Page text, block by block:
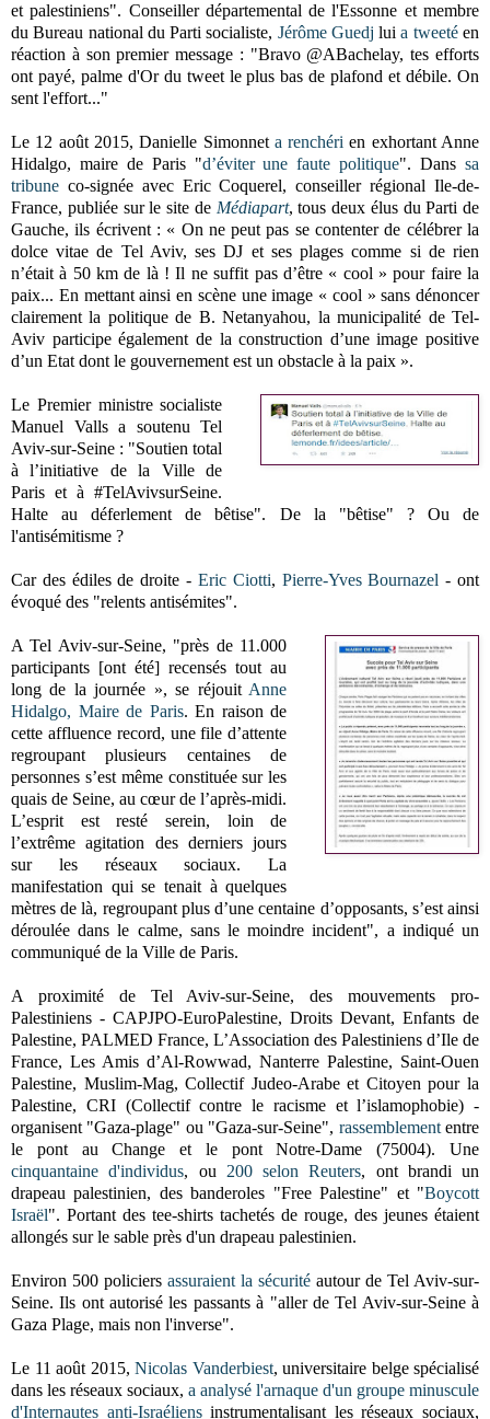
et palestiniens". Conseiller départemental de l'Essonne et membre
du Bureau national du Parti socialiste, Jérôme Guedj luia tweetéen
réaction à son premier message : "Bravo @ABachelay, tes efforts
ont payé, palme d'Or du tweet le plus bas de plafond et débile. On
sent l'effort..."
Le 12 août 2015, Danielle Simonnet a renchéri en exhortant Anne
Hidalgo, maire de Paris "d’éviter une faute politique". Danssa
tribune co-signée avec Eric Coquerel, conseiller régional Ile-de-
France, publiée sur le site de Médiapart, tous deux élus du Parti de
Gauche, ils écrivent : « On ne peut pas se contenter de célébrer la
dolce vitae de Tel Aviv, ses DJ et ses plages comme si de rien
n’était à 50 km de là ! Il ne suffit pas d’être « cool » pour faire la
paix... En mettant ainsi en scène une image « cool » sans dénoncer
clairement la politique de B. Netanyahou, la municipalité de Tel-
Aviv participe également de la construction d’une image positive
d’un Etat dont le gouvernement est un obstacle à la paix ».
Le Premier ministre socialiste
Manuel Valls a soutenu Tel
Aviv-sur-Seine : "Soutien total
à l’initiative de la Ville de
Paris et à #TelAvivsurSeine.
Halte au déferlement de bêtise". De la "bêtise" ? Ou de
l'antisémitisme ?
Car des édiles de droite - Eric Ciotti, Pierre-Yves Bournazel - ont
évoqué des "relents antisémites".
A Tel Aviv-sur-Seine, "près de 11.000
participants [ont été] recensés tout au
long de la journée », se réjouit Anne
Hidalgo, Maire de Paris. En raison de
cette affluence record, une file d’attente
regroupant plusieurs centaines de
personnes s’est même constituée sur les
quais de Seine, au cœur de l’après-midi.
L’esprit est resté serein, loin de
l’extrême agitation des derniers jours
sur les réseaux sociaux. La
manifestation qui se tenait à quelques
mètres de là, regroupant plus d’une centaine d’opposants, s’est ainsi
déroulée dans le calme, sans le moindre incident", a indiqué un
communiqué de la Ville de Paris.
A proximité de Tel Aviv-sur-Seine, des mouvements pro-
Palestiniens - CAPJPO-EuroPalestine, Droits Devant, Enfants de
Palestine, PALMED France, L’Association des Palestiniens d’Ile de
France, Les Amis d’Al-Rowwad, Nanterre Palestine, Saint-Ouen
Palestine, Muslim-Mag, Collectif Judeo-Arabe et Citoyen pour la
Palestine, CRI (Collectif contre le racisme et l’islamophobie) -
organisent "Gaza-plage" ou "Gaza-sur-Seine", rassemblemententre
le pont au Change et le pont Notre-Dame (75004). Une
cinquantaine d'individus, ou 200 selon Reuters, ont brandi un
drapeau palestinien, des banderoles "Free Palestine" et "Boycott
Israël". Portant des tee-shirts tachetés de rouge, des jeunes étaient
allongés sur le sable près d'un drapeau palestinien.
Environ 500 policiers assuraient la sécurité autour de Tel Aviv-sur-
Seine. Ils ont autorisé les passants à "aller de Tel Aviv-sur-Seine à
Gaza Plage, mais non l'inverse".
Le 11 août 2015, Nicolas Vanderbiest, universitaire belge spécialisé
dans les réseaux sociaux, a analysé l'arnaque d'un groupe minuscule
d'Internautes anti-Israéliensinstrumentalisant les réseaux sociaux,